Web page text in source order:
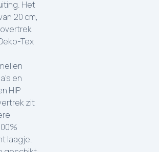
Het
20 cm,
Tex
en
HIP
zit
laagje.